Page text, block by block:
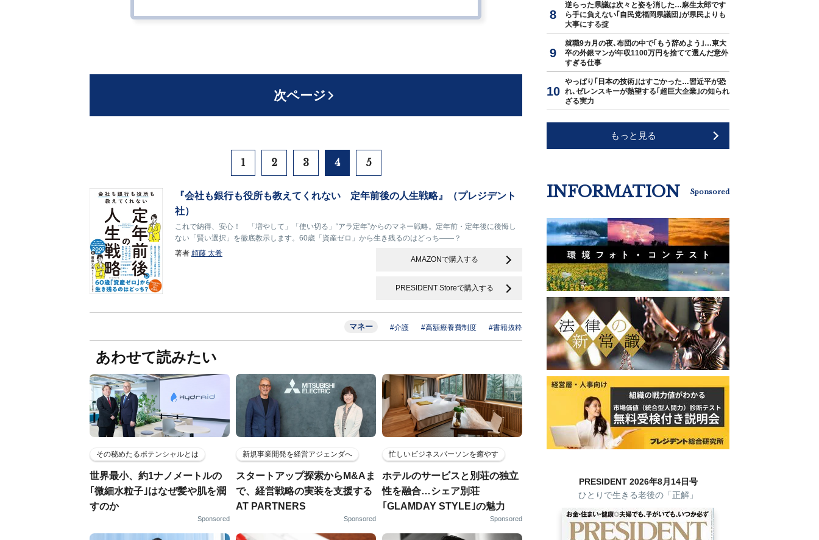
次ページ
1 2 3 4 5
『会社も銀行も役所も教えてくれない 定年前後の人生戦略』（プレジデント
社）
これで納得、安心！ 「増やして」「使い切る」“アラ定年”からのマネー戦略。定年前・定年後に後悔し
ない「賢い選択」を徹底教示します。60歳「資産ゼロ」から生き残るのはどっち――？
著者 頼藤 太希
AMAZONで購入する
PRESIDENT Storeで購入する
マネー #介護 #高額療養費制度 #書籍抜粋
あわせて読みたい
その秘めたるポテンシャルとは
世界最小、約1ナノメートルの
｢微細水粒子｣はなぜ髪や肌を潤
すのか
Sponsored
新規事業開発を経営アジェンダへ
スタートアップ探索からM&Aま
で、経営戦略の実装を支援する
AT PARTNERS
Sponsored
忙しいビジネスパーソンを癒やす
ホテルのサービスと別荘の独立
性を融合…シェア別荘
｢GLAMDAY STYLE｣の魅力
Sponsored
逆らった県議は次々と姿を消した…麻生太郎です
ら手に負えない｢自民党福岡県議団｣が県民よりも
大事にする掟
就職9カ月の夜､布団の中で｢もう辞めよう｣…東大
卒の外銀マンが年収1100万円を捨てて選んだ意外
すぎる仕事
やっぱり｢日本の技術｣はすごかった…習近平が恐
れ､ゼレンスキーが熱望する｢超巨大企業｣の知られ
ざる実力
もっと見る
INFORMATION Sponsored
PRESIDENT 2026年8月14日号
ひとりで生きる老後の「正解」